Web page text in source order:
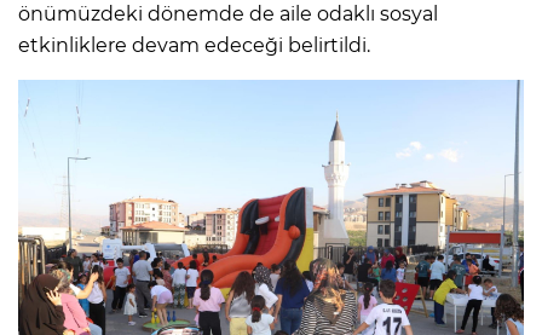
önümüzdeki dönemde de aile odaklı sosyal
etkinliklere devam edeceği belirtildi.